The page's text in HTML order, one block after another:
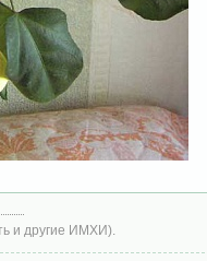
и другие ИМХИ).